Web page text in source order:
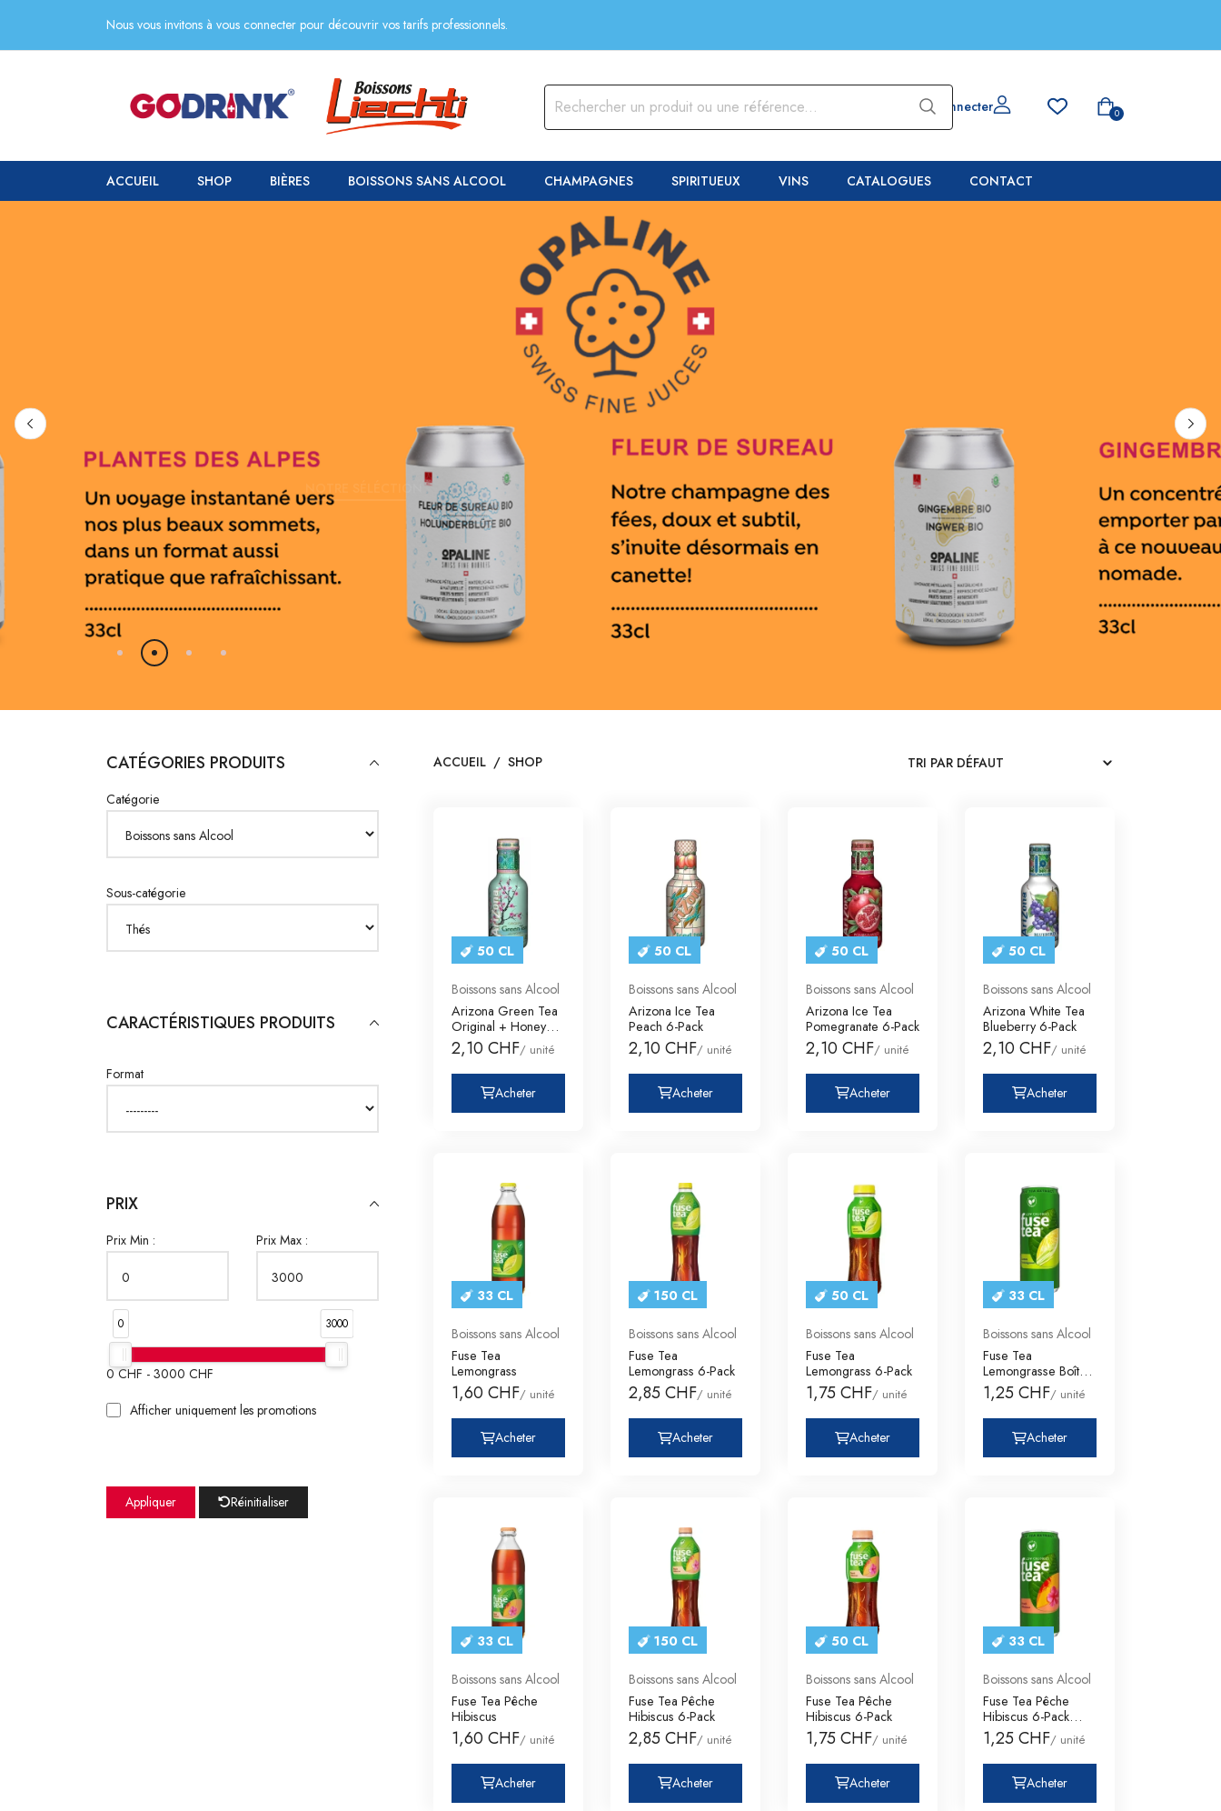
Nous vous invitons à vous connecter pour découvrir vos tarifs professionnels.
Se connecter 0
ACCUEIL SHOP BIÈRES BOISSONS SANS ALCOOL CHAMPAGNES SPIRITUEUX VINS CATALOGUES CONTACT
NOTRE SÉLÉCTION
CATÉGORIES PRODUITS
Catégorie
Sous-catégorie
CARACTÉRISTIQUES PRODUITS
Format
PRIX
Prix Min : Prix Max :
0 3000
0CHF - 3000 CHF
Afficher uniquement les promotions
Appliquer Réinitialiser
ACCUEIL / SHOP
50 CL
Boissons sans Alcool
Arizona Green Tea
Original + Honey
Pet 6-Pack
2,10 CHF/ unité
Acheter
50 CL
Boissons sans Alcool
Arizona Ice Tea
Peach 6-Pack
2,10 CHF/ unité
Acheter
50 CL
Boissons sans Alcool
Arizona Ice Tea
Pomegranate 6-Pack
2,10 CHF/ unité
Acheter
50 CL
Boissons sans Alcool
Arizona White Tea
Blueberry 6-Pack
2,10 CHF/ unité
Acheter
33 CL
Boissons sans Alcool
Fuse Tea
Lemongrass
1,60 CHF/ unité
Acheter
150 CL
Boissons sans Alcool
Fuse Tea
Lemongrass 6-Pack
2,85 CHF/ unité
Acheter
50 CL
Boissons sans Alcool
Fuse Tea
Lemongrass 6-Pack
1,75 CHF/ unité
Acheter
33 CL
Boissons sans Alcool
Fuse Tea
Lemongrasse Boîtes
6-Pack
1,25 CHF/ unité
Acheter
33 CL
Boissons sans Alcool
Fuse Tea Pêche
Hibiscus
1,60 CHF/ unité
Acheter
150 CL
Boissons sans Alcool
Fuse Tea Pêche
Hibiscus 6-Pack
2,85 CHF/ unité
Acheter
50 CL
Boissons sans Alcool
Fuse Tea Pêche
Hibiscus 6-Pack
1,75 CHF/ unité
Acheter
33 CL
Boissons sans Alcool
Fuse Tea Pêche
Hibiscus 6-Pack
Boîtes
1,25 CHF/ unité
Acheter